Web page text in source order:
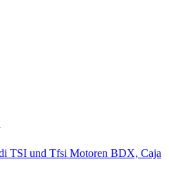
TSI und Tfsi Motoren BDX, Caja